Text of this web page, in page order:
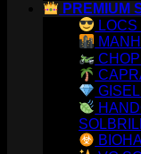
PREMIUM